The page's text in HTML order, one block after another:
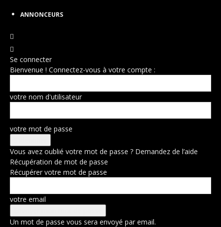
ANNONCEURS
Se connecter
Bienvenue ! Connectez-vous à votre compte :
votre nom d'utilisateur
votre mot de passe
Vous avez oublié votre mot de passe ? Demandez de l’aide
Récupération de mot de passe
Récupérer votre mot de passe
votre email
Un mot de passe vous sera envoyé par email.